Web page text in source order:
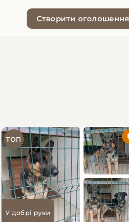
Створити оголошення
ТОП
У добрі руки